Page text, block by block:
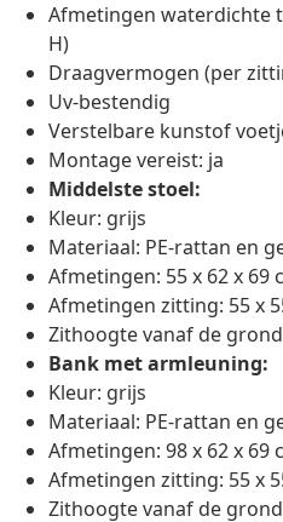
Afmetingen waterdichte
H)
Draagvermogen (per
Uv-bestendig
Verstelbare kunstof
Montage vereist: ja
Middelste stoel:
Kleur: grijs
Materiaal: PE-rattan en
Afmetingen: 55 x 62 x 69
Afmetingen zitting: 55 x
Zithoogte vanaf de
Bank met armleuning:
Kleur: grijs
Materiaal: PE-rattan en
Afmetingen: 98 x 62 x 69
Afmetingen zitting: 55 x
Zithoogte vanaf de